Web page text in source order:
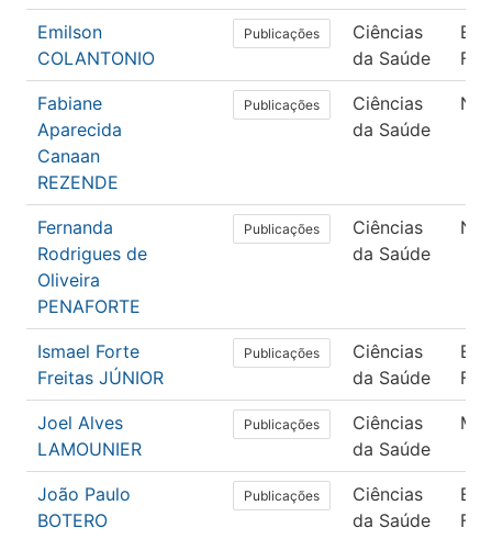
Emilson
COLANTONIO
Publicações
Ciências
da Saúde
Fabiane
Aparecida
Canaan
REZENDE
Publicações
Ciências
da Saúde
Fernanda
Rodrigues de
Oliveira
PENAFORTE
Publicações
Ciências
da Saúde
Ismael Forte
Freitas JÚNIOR
Publicações
Ciências
da Saúde
Joel Alves
LAMOUNIER
Publicações
Ciências
da Saúde
João Paulo
BOTERO
Publicações
Ciências
da Saúde